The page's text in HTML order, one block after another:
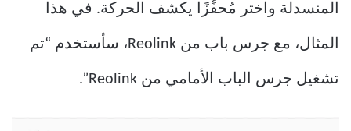
المنسدلة واختر مُحفِّزًا يكشف الحركة. في هذا
المثال، مع جرس باب من Reolink، سأستخدم “تم
تشغيل جرس الباب الأمامي من Reolink”.